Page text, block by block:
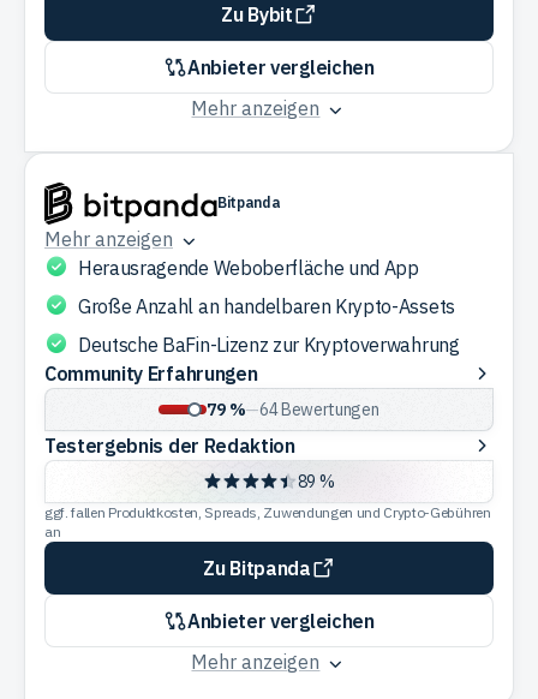
Anbieter vergleichen
Zu Bybit
Mehr anzeigen
Bitpanda
Mehr anzeigen
Herausragende Weboberfläche und App
Große Anzahl an handelbaren Krypto-Assets
Deutsche BaFin-Lizenz zur Kryptoverwahrung
Community
Erfahrungen
Community Erfahrungen
79 %—64Bewertungen
Testergebnis
der
Redaktion
Testergebnis der Redaktion
89 %
ggf. fallen Produktkosten, Spreads, Zuwendungen und Crypto-Gebühren
an
Anbieter vergleichen
Zu Bitpanda
Mehr anzeigen